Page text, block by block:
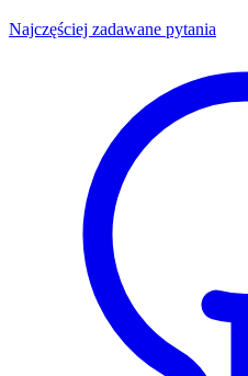
Najczęściej zadawane pytania